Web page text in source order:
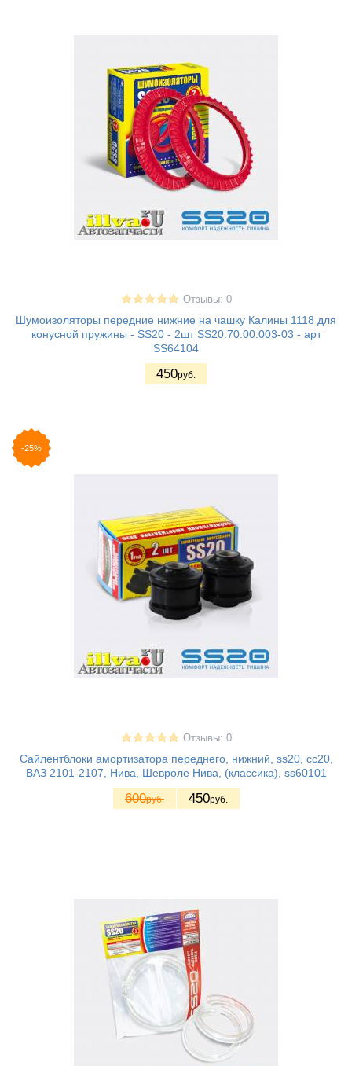
Отзывы: 0
Шумоизоляторы передние нижние на чашку Калины 1118 для
конусной пружины - SS20 - 2шт SS20.70.00.003-03 - арт
SS64104
450руб.
-25%
Отзывы: 0
Сайлентблоки амортизатора переднего, нижний, ss20, сс20,
ВАЗ 2101-2107, Нива, Шевроле Нива, (классика), ss60101
600руб. 450руб.